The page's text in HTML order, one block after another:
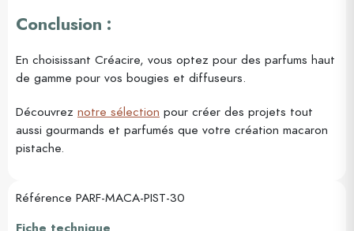
Conclusion :
En choisissant Créacire, vous optez pour des parfums haut
de gamme pour vos bougies et diffuseurs.
Découvrez notre sélection pour créer des projets tout
aussi gourmands et parfumés que votre création macaron
pistache.
Référence PARF-MACA-PIST-30
Fiche technique